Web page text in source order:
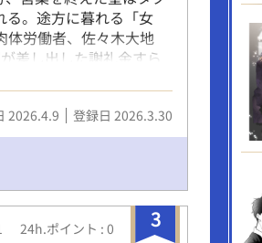
る。途方に暮れる「女
体労働者、佐々木大地
差し出した謝礼金すら
と支配がすべてだった
た瞬間だった。 如月 望
エースに上り詰め、現
：24歳 α（アルファ）
2026.4.9 登録日 2026.3.30
3
24h.ポイント : 0